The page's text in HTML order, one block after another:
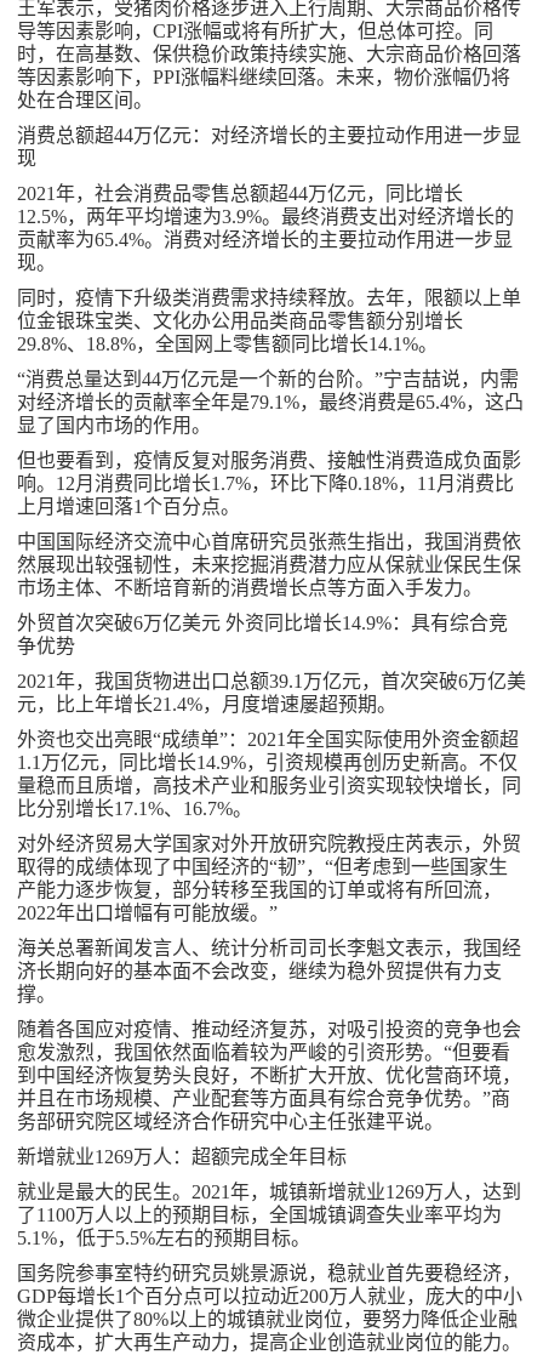
王军表示，受猪肉价格逐步进入上行周期、大宗商品价格传
导等因素影响，CPI涨幅或将有所扩大，但总体可控。同
时，在高基数、保供稳价政策持续实施、大宗商品价格回落
等因素影响下，PPI涨幅料继续回落。未来，物价涨幅仍将
处在合理区间。
消费总额超44万亿元：对经济增长的主要拉动作用进一步显
现
2021年，社会消费品零售总额超44万亿元，同比增长
12.5%，两年平均增速为3.9%。最终消费支出对经济增长的
贡献率为65.4%。消费对经济增长的主要拉动作用进一步显
现。
同时，疫情下升级类消费需求持续释放。去年，限额以上单
位金银珠宝类、文化办公用品类商品零售额分别增长
29.8%、18.8%，全国网上零售额同比增长14.1%。
“消费总量达到44万亿元是一个新的台阶。”宁吉喆说，内需
对经济增长的贡献率全年是79.1%，最终消费是65.4%，这凸
显了国内市场的作用。
但也要看到，疫情反复对服务消费、接触性消费造成负面影
响。12月消费同比增长1.7%，环比下降0.18%，11月消费比
上月增速回落1个百分点。
中国国际经济交流中心首席研究员张燕生指出，我国消费依
然展现出较强韧性，未来挖掘消费潜力应从保就业保民生保
市场主体、不断培育新的消费增长点等方面入手发力。
外贸首次突破6万亿美元 外资同比增长14.9%：具有综合竞
争优势
2021年，我国货物进出口总额39.1万亿元，首次突破6万亿美
元，比上年增长21.4%，月度增速屡超预期。
外资也交出亮眼“成绩单”：2021年全国实际使用外资金额超
1.1万亿元，同比增长14.9%，引资规模再创历史新高。不仅
量稳而且质增，高技术产业和服务业引资实现较快增长，同
比分别增长17.1%、16.7%。
对外经济贸易大学国家对外开放研究院教授庄芮表示，外贸
取得的成绩体现了中国经济的“韧”，“但考虑到一些国家生
产能力逐步恢复，部分转移至我国的订单或将有所回流，
2022年出口增幅有可能放缓。”
海关总署新闻发言人、统计分析司司长李魁文表示，我国经
济长期向好的基本面不会改变，继续为稳外贸提供有力支
撑。
随着各国应对疫情、推动经济复苏，对吸引投资的竞争也会
愈发激烈，我国依然面临着较为严峻的引资形势。“但要看
到中国经济恢复势头良好，不断扩大开放、优化营商环境，
并且在市场规模、产业配套等方面具有综合竞争优势。”商
务部研究院区域经济合作研究中心主任张建平说。
新增就业1269万人：超额完成全年目标
就业是最大的民生。2021年，城镇新增就业1269万人，达到
了1100万人以上的预期目标，全国城镇调查失业率平均为
5.1%，低于5.5%左右的预期目标。
国务院参事室特约研究员姚景源说，稳就业首先要稳经济，
GDP每增长1个百分点可以拉动近200万人就业，庞大的中小
微企业提供了80%以上的城镇就业岗位，要努力降低企业融
资成本，扩大再生产动力，提高企业创造就业岗位的能力。